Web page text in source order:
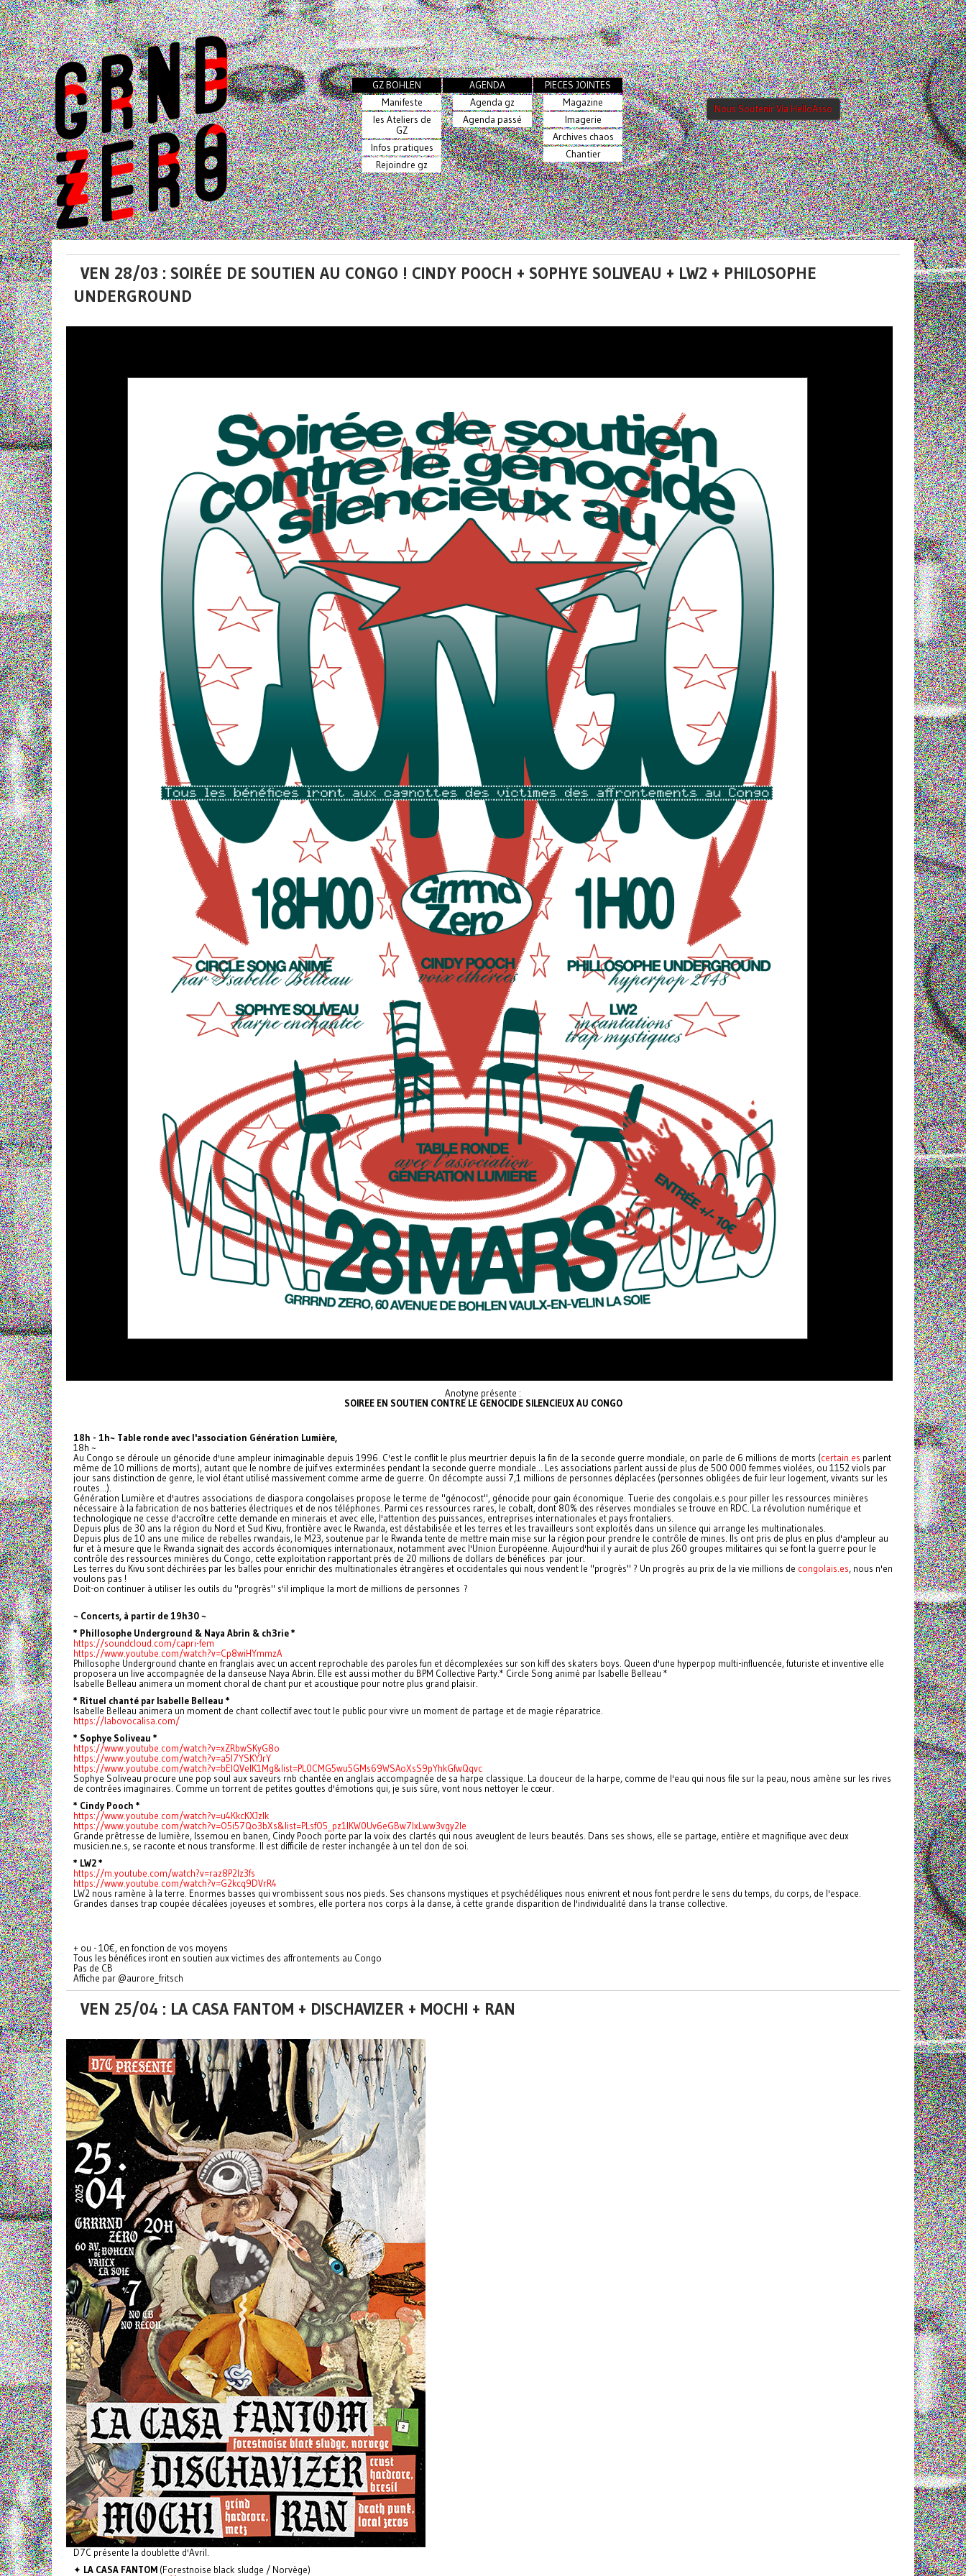
GZ BOHLEN
Manifeste
les Ateliers de
GZ
Infos pratiques
Rejoindre gz
AGENDA
Agenda gz
Agenda passé
PIECES JOINTES
Magazine
Imagerie
Archives chaos
Chantier
Nous Soutenir Via HelloAsso
VEN 28/03 : SOIRÉE DE SOUTIEN AU CONGO ! CINDY POOCH + SOPHYE SOLIVEAU + LW2 + PHILOSOPHE
UNDERGROUND
Anotyne présente :
SOIREE EN SOUTIEN CONTRE LE GENOCIDE SILENCIEUX AU CONGO
18h - 1h~ Table ronde avec l'association Génération Lumière,
18h ~
Au Congo se déroule un génocide d'une ampleur inimaginable depuis 1996. C'est le conflit le plus meurtrier depuis la fin de la seconde guerre mondiale, on parle de 6 millions de morts (certain.es parlent
même de 10 millions de morts), autant que le nombre de juif.ves exterminées pendant la seconde guerre mondiale... Les associations parlent aussi de plus de 500 000 femmes violées, ou 1152 viols par
jour sans distinction de genre, le viol étant utilisé massivement comme arme de guerre. On décompte aussi 7,1 millions de personnes déplacées (personnes obligées de fuir leur logement, vivants sur les
routes...).
Génération Lumière et d'autres associations de diaspora congolaises propose le terme de "génocost", génocide pour gain économique. Tuerie des congolais.e.s pour piller les ressources minières
nécessaire à la fabrication de nos batteries électriques et de nos téléphones. Parmi ces ressources rares, le cobalt, dont 80% des réserves mondiales se trouve en RDC. La révolution numérique et
technologique ne cesse d'accroître cette demande en minerais et avec elle, l'attention des puissances, entreprises internationales et pays frontaliers.
Depuis plus de 30 ans la région du Nord et Sud Kivu, frontière avec le Rwanda, est déstabilisée et les terres et les travailleurs sont exploités dans un silence qui arrange les multinationales.
Depuis plus de 10 ans une milice de rebelles rwandais, le M23, soutenue par le Rwanda tente de mettre main mise sur la région pour prendre le contrôle de mines. Ils ont pris de plus en plus d'ampleur au
fur et à mesure que le Rwanda signait des accords économiques internationaux, notamment avec l'Union Européenne. Aujourd'hui il y aurait de plus 260 groupes militaires qui se font la guerre pour le
contrôle des ressources minières du Congo, cette exploitation rapportant près de 20 millions de dollars de bénéfices par jour.
Les terres du Kivu sont déchirées par les balles pour enrichir des multinationales étrangères et occidentales qui nous vendent le "progrès" ? Un progrès au prix de la vie millions de congolais.es, nous n'en
voulons pas !
Doit-on continuer à utiliser les outils du "progrès" s'il implique la mort de millions de personnes ?
~ Concerts, à partir de 19h30 ~
* Phillosophe Underground & Naya Abrin & ch3rie *
https://soundcloud.com/capri-fem
https://www.youtube.com/watch?v=Cp8wiHYmmzA
Phillosophe Underground chante en franglais avec un accent reprochable des paroles fun et décomplexées sur son kiff des skaters boys. Queen d'une hyperpop multi-influencée, futuriste et inventive elle
proposera un live accompagnée de la danseuse Naya Abrin. Elle est aussi mother du BPM Collective Party.* Circle Song animé par Isabelle Belleau *
Isabelle Belleau animera un moment choral de chant pur et acoustique pour notre plus grand plaisir.
* Rituel chanté par Isabelle Belleau *
Isabelle Belleau animera un moment de chant collectif avec tout le public pour vivre un moment de partage et de magie réparatrice.
https://labovocalisa.com/
* Sophye Soliveau *
https://www.youtube.com/watch?v=xZRbwSKyG8o
https://www.youtube.com/watch?v=a5l7YSKYJrY
https://www.youtube.com/watch?v=bElQVeIK1Mg&list=PL0CMG5wu5GMs69WSAoXsS9pYhkGfwQqvc
Sophye Soliveau procure une pop soul aux saveurs rnb chantée en anglais accompagnée de sa harpe classique. La douceur de la harpe, comme de l'eau qui nous file sur la peau, nous amène sur les rives
de contrées imaginaires. Comme un torrent de petites gouttes d'émotions qui, je suis sûre, vont nous nettoyer le cœur.
* Cindy Pooch *
https://www.youtube.com/watch?v=u4KkcKXJzlk
https://www.youtube.com/watch?v=O5i57Qo3bXs&list=PLsfO5_pz1IKW0Uv6eGBw7lxLww3vgy2Ie
Grande prêtresse de lumière, Issemou en banen, Cindy Pooch porte par la voix des clartés qui nous aveuglent de leurs beautés. Dans ses shows, elle se partage, entière et magnifique avec deux
musicien.ne.s, se raconte et nous transforme. Il est difficile de rester inchangée à un tel don de soi.
* LW2 *
https://m.youtube.com/watch?v=raz8P2lz3fs
https://www.youtube.com/watch?v=G2kcq9DVrR4
LW2 nous ramène à la terre. Enormes basses qui vrombissent sous nos pieds. Ses chansons mystiques et psychédéliques nous enivrent et nous font perdre le sens du temps, du corps, de l'espace.
Grandes danses trap coupée décalées joyeuses et sombres, elle portera nos corps à la danse, à cette grande disparition de l'individualité dans la transe collective.
+ ou - 10€, en fonction de vos moyens
Tous les bénéfices iront en soutien aux victimes des affrontements au Congo
Pas de CB
Affiche par @aurore_fritsch
VEN 25/04 : LA CASA FANTOM + DISCHAVIZER + MOCHI + RAN
D7C présente la doublette d'Avril.
✦ LA CASA FANTOM (Forestnoise black sludge / Norvège)